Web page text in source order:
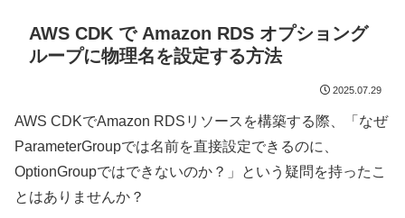
AWS CDK で Amazon RDS オプショング
ループに物理名を設定する方法
2025.07.29
AWS CDKでAmazon RDSリソースを構築する際、「なぜ
ParameterGroupでは名前を直接設定できるのに、
OptionGroupではできないのか？」という疑問を持ったこ
とはありませんか？